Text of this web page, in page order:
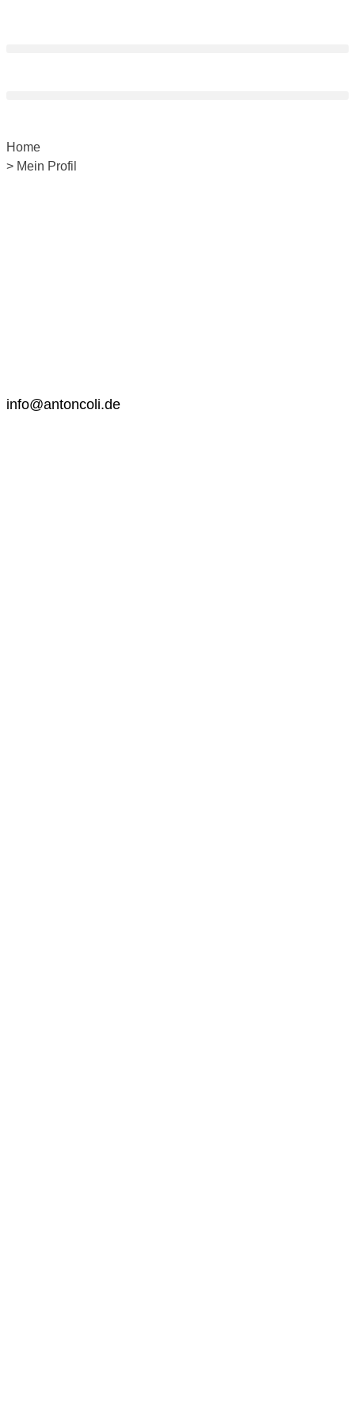
Home
> Mein Profil
info@antoncoli.de